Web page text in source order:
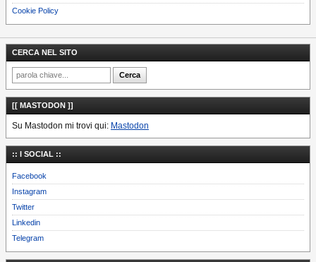
Cookie Policy
CERCA NEL SITO
[[ MASTODON ]]
Su Mastodon mi trovi qui: Mastodon
:: I SOCIAL ::
Facebook
Instagram
Twitter
Linkedin
Telegram